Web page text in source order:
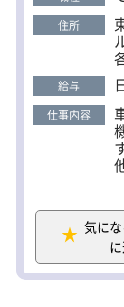
重労働や長距
大手会社ならで
月程は交通
住所
給与
仕事内容
気に